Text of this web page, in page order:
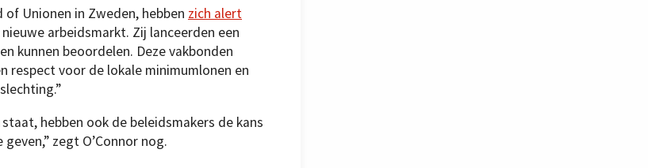
Unionen in Zweden, hebben zich alert
arbeidsmarkt. Zij lanceerden een
kunnen beoordelen. Deze vakbonden
respect voor de lokale minimumlonen en
hebben ook de beleidsmakers de kans
zegt O’Connor nog.